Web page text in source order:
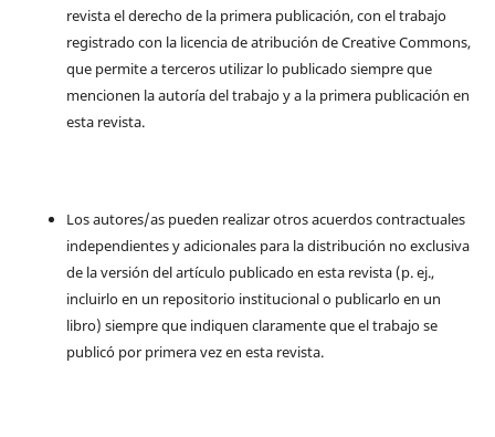
revista el derecho de la primera publicación, con el trabajo
registrado con la licencia de atribución de Creative Commons,
que permite a terceros utilizar lo publicado siempre que
mencionen la autoría del trabajo y a la primera publicación en
esta revista.
Los autores/as pueden realizar otros acuerdos contractuales
independientes y adicionales para la distribución no exclusiva
de la versión del artículo publicado en esta revista (p. ej.,
incluirlo en un repositorio institucional o publicarlo en un
libro) siempre que indiquen claramente que el trabajo se
publicó por primera vez en esta revista.